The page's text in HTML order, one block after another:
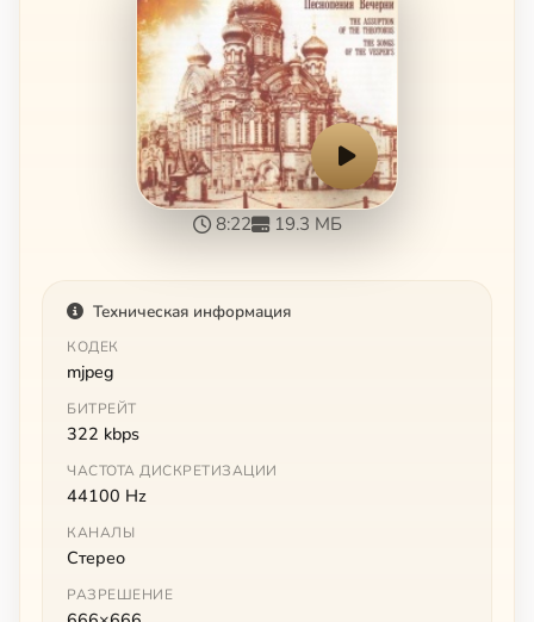
8:22 19.3 МБ
Техническая информация
КОДЕК
mjpeg
БИТРЕЙТ
322 kbps
ЧАСТОТА ДИСКРЕТИЗАЦИИ
44100 Hz
КАНАЛЫ
Стерео
РАЗРЕШЕНИЕ